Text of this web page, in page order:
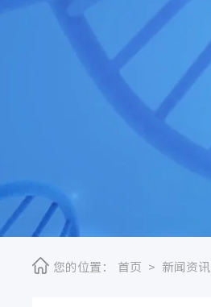
您的位置： 首页 > 新闻资讯